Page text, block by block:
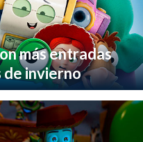
más entradas
de invierno